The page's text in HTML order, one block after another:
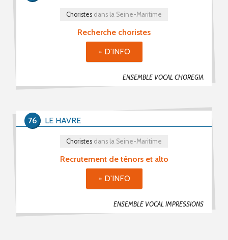
Matériels Et Fournitures (0)
Divers (0)
Mot(s) clé(s)
Recherche choristes
ENSEMBLE VOCAL CHOREGIA
Choristes dans la Seine-Maritime
+ D'INFO
Recrutement de ténors et alto
ENSEMBLE VOCAL IMPRESSIONS
Choristes dans la Seine-Maritime
LE HAVRE
76
+ D'INFO